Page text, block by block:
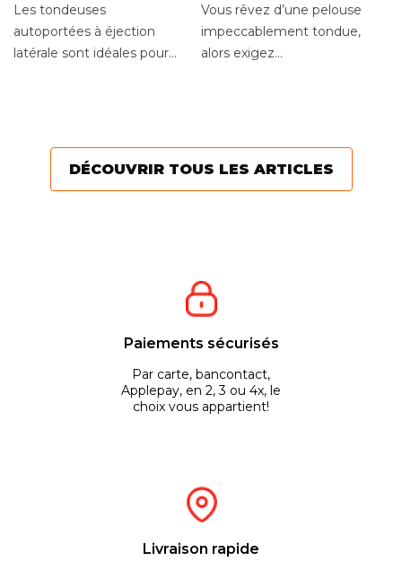
éjection latérale
Les tondeuses
autoportées à éjection
latérale sont idéales pour
Vous rêvez d’une pelouse
impeccablement tondue,
alors exigez
DÉCOUVRIR TOUS LES ARTICLES
Paiements sécurisés
Par carte, bancontact,
Applepay, en 2, 3 ou 4x, le
choix vous appartient!
Livraison rapide